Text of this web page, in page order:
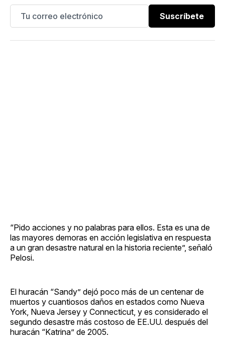
Suscríbete
“Pido acciones y no palabras para ellos. Esta es una de
las mayores demoras en acción legislativa en respuesta
a un gran desastre natural en la historia reciente”, señaló
Pelosi.
El huracán “Sandy” dejó poco más de un centenar de
muertos y cuantiosos daños en estados como Nueva
York, Nueva Jersey y Connecticut, y es considerado el
segundo desastre más costoso de EE.UU. después del
huracán “Katrina” de 2005.